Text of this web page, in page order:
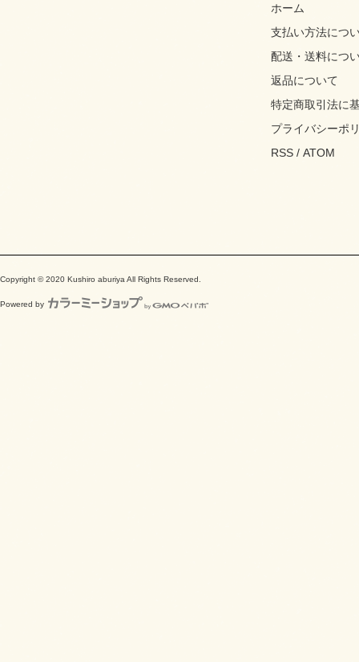
ホーム
支払い方法につ
配送・送料につ
返品について
特定商取引法に
プライバシーポ
RSS / ATOM
Copyright © 2020 Kushiro aburiya All Rights Reserved.
Powered by